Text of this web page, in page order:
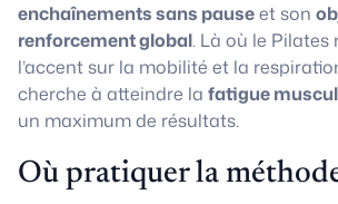
enchaînements sans pauseet son
renforcement global. Là où le
l’accent sur la mobilité et la
cherche à atteindre la fatigue
un maximum de résultats.
Où pratiquer la